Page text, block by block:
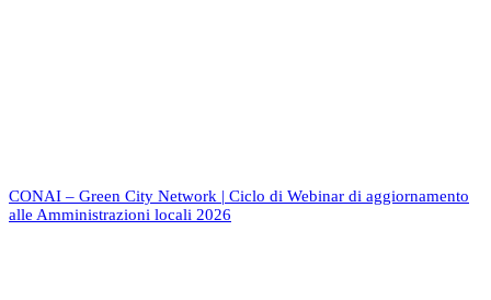
CONAI – Green City Network | Ciclo di Webinar di aggiornamento
alle Amministrazioni locali 2026